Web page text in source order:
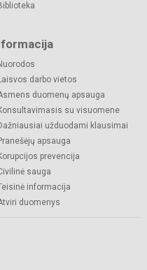
darbo vietos
duomenų apsauga
su visuomene
užduodami klausimai
apsauga
prevencija
sauga
informacija
duomenys